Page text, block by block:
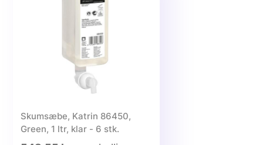
Skumsæbe, Katrin 86450,
Green, 1 ltr, klar - 6 stk.